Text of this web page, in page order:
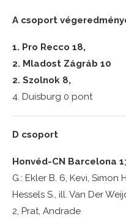
A csoport
1. Pro Recco 18,
2. Mladost Zágráb 10
2. Szolnok 8,
4. Duisburg 0 pont
D csoport
Honvéd-CN Barcelona
G.: Ekler B. 6, Kevi, Simon
Hessels S., ill. Van Der
2, Prat, Andrade